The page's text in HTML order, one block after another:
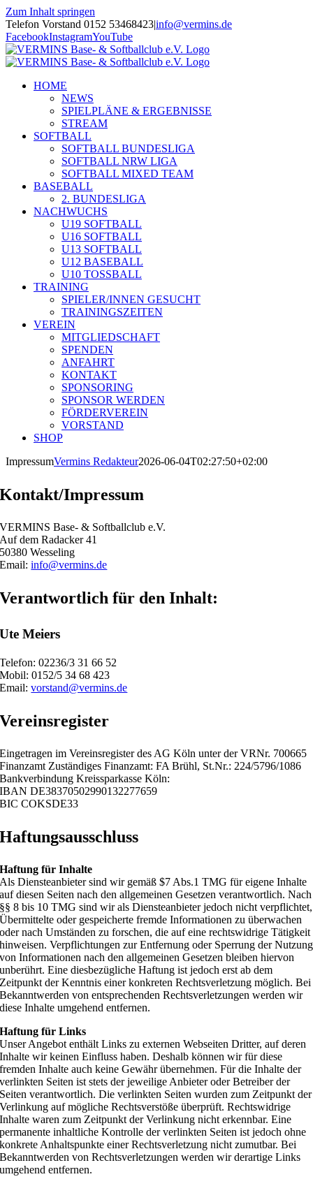
Zum Inhalt springen
Telefon Vorstand 0152 53468423|info@vermins.de
FacebookInstagramYouTube
HOME
NEWS
SPIELPLÄNE & ERGEBNISSE
STREAM
SOFTBALL
SOFTBALL BUNDESLIGA
SOFTBALL NRW LIGA
SOFTBALL MIXED TEAM
BASEBALL
2. BUNDESLIGA
NACHWUCHS
U19 SOFTBALL
U16 SOFTBALL
U13 SOFTBALL
U12 BASEBALL
U10 TOSSBALL
TRAINING
SPIELER/INNEN GESUCHT
TRAININGSZEITEN
VEREIN
MITGLIEDSCHAFT
SPENDEN
ANFAHRT
KONTAKT
SPONSORING
SPONSOR WERDEN
FÖRDERVEREIN
VORSTAND
SHOP
ImpressumVermins Redakteur2026-06-04T02:27:50+02:00
Kontakt/Impressum
VERMINS Base- & Softballclub e.V.
Auf dem Radacker 41
50380 Wesseling
Email:info@vermins.de
Verantwortlich für den Inhalt:
Ute Meiers
Telefon: 02236/3 31 66 52
Mobil: 0152/5 34 68 423
Email:vorstand@vermins.de
Vereinsregister
Eingetragen im Vereinsregister des AG Köln unter der VRNr. 700665
Finanzamt Zuständiges Finanzamt: FA Brühl, St.Nr.: 224/5796/1086
Bankverbindung Kreissparkasse Köln:
IBAN DE38370502990132277659
BIC COKSDE33
Haftungsausschluss
Haftung für Inhalte
Als Diensteanbieter sind wir gemäß $7 Abs.1 TMG für eigene Inhalte
auf diesen Seiten nach den allgemeinen Gesetzen verantwortlich. Nach
§§ 8 bis 10 TMG sind wir als Diensteanbieter jedoch nicht verpflichtet,
Übermittelte oder gespeicherte fremde Informationen zu überwachen
oder nach Umständen zu forschen, die auf eine rechtswidrige Tätigkeit
hinweisen. Verpflichtungen zur Entfernung oder Sperrung der Nutzung
von Informationen nach den allgemeinen Gesetzen bleiben hiervon
unberührt. Eine diesbezügliche Haftung ist jedoch erst ab dem
Zeitpunkt der Kenntnis einer konkreten Rechtsverletzung möglich. Bei
Bekanntwerden von entsprechenden Rechtsverletzungen werden wir
diese Inhalte umgehend entfernen.
Haftung für Links
Unser Angebot enthält Links zu externen Webseiten Dritter, auf deren
Inhalte wir keinen Einfluss haben. Deshalb können wir für diese
fremden Inhalte auch keine Gewähr übernehmen. Für die Inhalte der
verlinkten Seiten ist stets der jeweilige Anbieter oder Betreiber der
Seiten verantwortlich. Die verlinkten Seiten wurden zum Zeitpunkt der
Verlinkung auf mögliche Rechtsverstöße überprüft. Rechtswidrige
Inhalte waren zum Zeitpunkt der Verlinkung nicht erkennbar. Eine
permanente inhaltliche Kontrolle der verlinkten Seiten ist jedoch ohne
konkrete Anhaltspunkte einer Rechtsverletzung nicht zumutbar. Bei
Bekanntwerden von Rechtsverletzungen werden wir derartige Links
umgehend entfernen.